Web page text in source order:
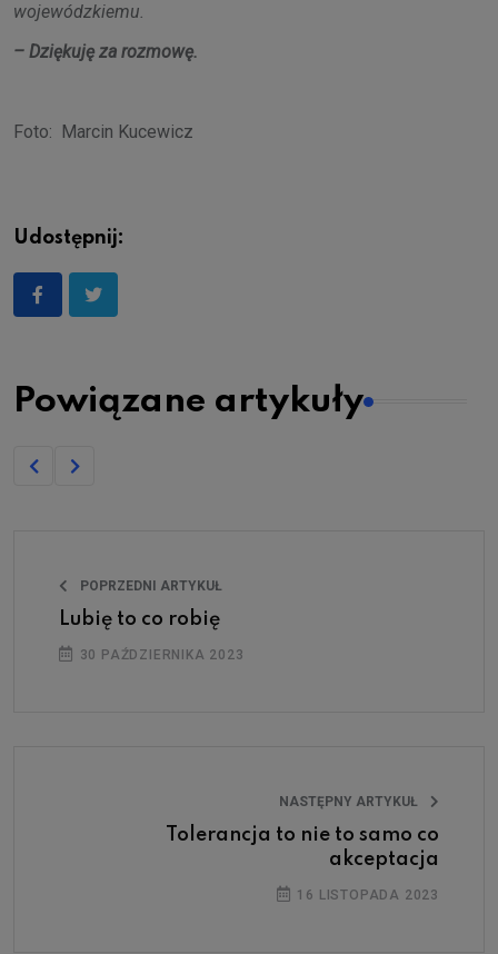
wojewódzkiemu.
– Dziękuję za rozmowę.
Foto: Marcin Kucewicz
Udostępnij:
Powiązane artykuły
POPRZEDNI ARTYKUŁ
Lubię to co robię
30 PAŹDZIERNIKA 2023
NASTĘPNY ARTYKUŁ
Tolerancja to nie to samo co
akceptacja
16 LISTOPADA 2023